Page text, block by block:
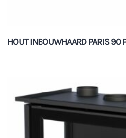
HOUT INBOUWHAARD PARIS 90